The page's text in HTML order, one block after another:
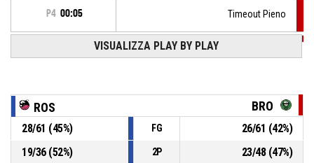
P4 00:05 Timeout Pieno
14, Crippa M.
14, Bura P., Fallo personale
P4 00:05 14, Crippa M. , Rimbalzo offensivo
VISUALIZZA PLAY BY PLAY
ROS BRO
28/61 (45%) FG 26/61 (42%)
19/36(52%) 2P 23/48(47%)